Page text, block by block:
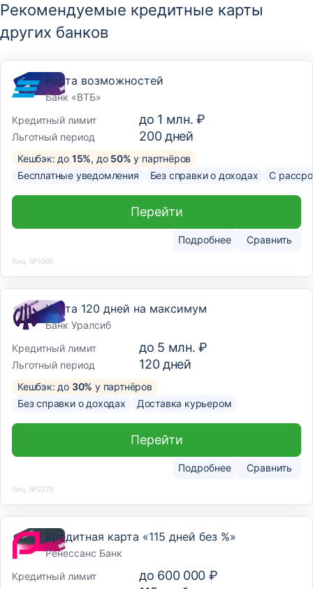
Рекомендуемые кредитные карты
других банков
Карта возможностей
Банк «ВТБ»
Кредитный лимит
до 1 млн. ₽
Льготный период 200дней
Кешбэк: до 15%, до 50% у партнёров
Бесплатные уведомления
Без справки о доходах С
Подробнее Сравнить
Перейти
Лиц. №1000
Карта 120 дней на максимум
Банк Уралсиб
Кредитный лимит
до 5 млн. ₽
Льготный период 120дней
Кешбэк: до 30% у партнёров
Без справки о доходах
Доставка курьером
Подробнее Сравнить
Перейти
Лиц. №2275
Кредитная карта «115 дней без %»
Ренессанс Банк
Кредитный лимит
до 600 000 ₽